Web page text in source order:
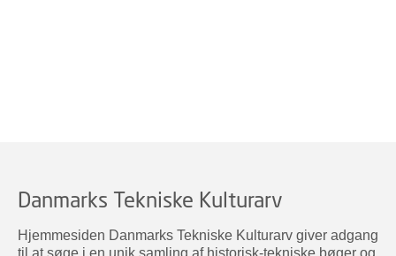
Danmarks Tekniske Kulturarv
Hjemmesiden Danmarks Tekniske Kulturarv giver adgang
til at søge i en unik samling af historisk-tekniske bøger og